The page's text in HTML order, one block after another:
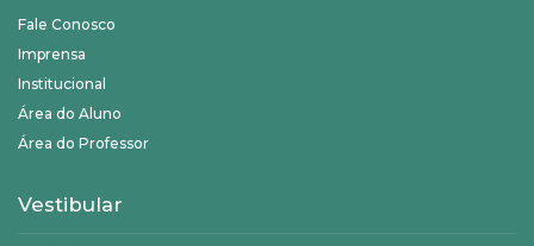
Fale Conosco
Imprensa
Institucional
Área do Aluno
Área do Professor
Vestibular